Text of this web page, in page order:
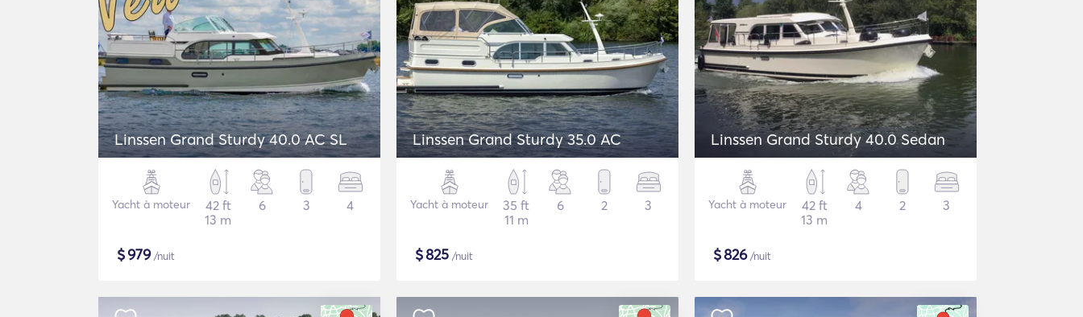
Linssen Grand Sturdy 40.0 AC SL
Yacht à moteur
42 ft
13 m
6 3 4
$979/nuit
Linssen Grand Sturdy 35.0 AC
Yacht à moteur
35 ft
11 m
6 2 3
$825 /nuit
Linssen Grand Sturdy 40.0 Sedan
Yacht à moteur
42 ft
13 m
4 2 3
$826/nuit